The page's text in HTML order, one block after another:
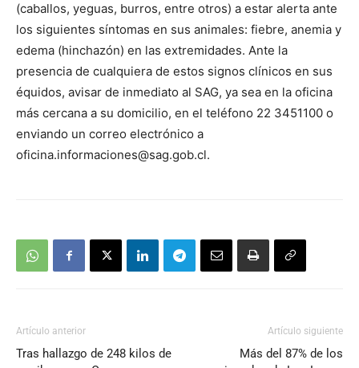
(caballos, yeguas, burros, entre otros) a estar alerta ante
los siguientes síntomas en sus animales: fiebre, anemia y
edema (hinchazón) en las extremidades. Ante la
presencia de cualquiera de estos signos clínicos en sus
équidos, avisar de inmediato al SAG, ya sea en la oficina
más cercana a su domicilio, en el teléfono 22 3451100 o
enviando un correo electrónico a
oficina.informaciones@sag.gob.cl.
Artículo anterior
Tras hallazgo de 248 kilos de
Artículo siguiente
Más del 87% de los